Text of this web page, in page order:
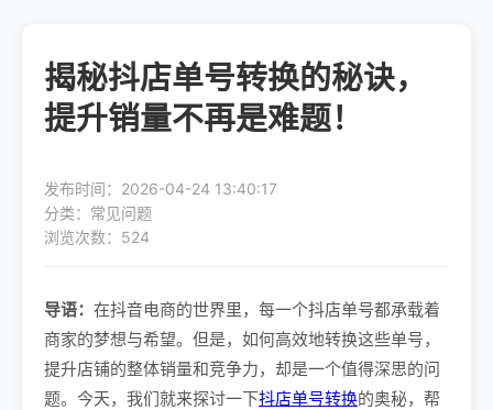
揭秘抖店单号转换的秘诀，
提升销量不再是难题！
发布时间：2026-04-24 13:40:17
分类：常见问题
浏览次数：524
导语： 在抖音电商的世界里，每一个抖店单号都承载着
商家的梦想与希望。但是，如何高效地转换这些单号，
提升店铺的整体销量和竞争力，却是一个值得深思的问
题。今天，我们就来探讨一下抖店单号转换的奥秘，帮